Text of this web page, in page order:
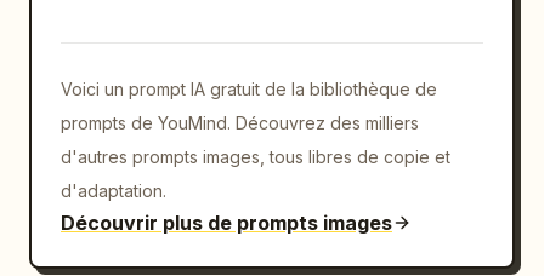
Voici un prompt IA gratuit de la bibliothèque de
prompts de YouMind. Découvrez des milliers
d'autres prompts images, tous libres de copie et
d'adaptation.
Découvrir plus de prompts images